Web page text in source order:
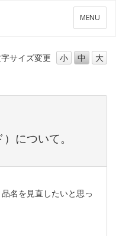
メ
ニ
ー
MENU
サイズ変更 小 中 大
について。
名を見直したいと思っ